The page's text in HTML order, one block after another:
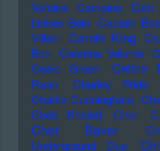
Voltaire Campino Can
Linkes Bein Captain
Villain Carole King
Bon
Caterina Valente
Ceelo Green
Celine
Roan
Charley Pride
Charlie Cunningham
Cheb Khaled
Cher
Chet Baker
Underground Duo